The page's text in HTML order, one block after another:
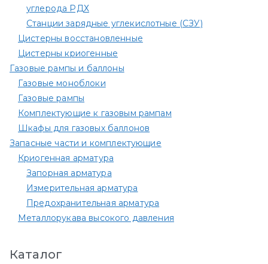
углерода РДХ
Станции зарядные углекислотные (СЗУ)
Цистерны восстановленные
Цистерны криогенные
Газовые рампы и баллоны
Газовые моноблоки
Газовые рампы
Комплектующие к газовым рампам​
Шкафы для газовых баллонов
Запасные части и комплектующие
Криогенная арматура
Запорная арматура
Измерительная арматура
Предохранительная арматура
Металлорукава высокого давления
Каталог